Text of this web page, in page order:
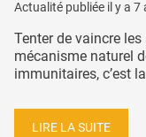
Actualité publiée il y a 7
Tenter de vaincre
mécanisme naturel
immunitaires, c’est
LIRE LA SUITE